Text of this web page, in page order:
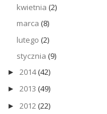
kwietnia (2)
marca (8)
lutego (2)
stycznia (9)
►2014(42)
►2013 (49)
►2012 (22)